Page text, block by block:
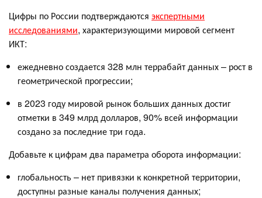
Цифры по России подтверждаются экспертными
исследованиями, характеризующими мировой сегмент
ИКТ:
ежедневно создается 328 млн террабайт данных – рост в
геометрической прогрессии;
в 2023 году мировой рынок больших данных достиг
отметки в 349 млрд долларов, 90% всей информации
создано за последние три года.
Добавьте к цифрам два параметра оборота информации:
глобальность – нет привязки к конкретной территории,
доступны разные каналы получения данных;